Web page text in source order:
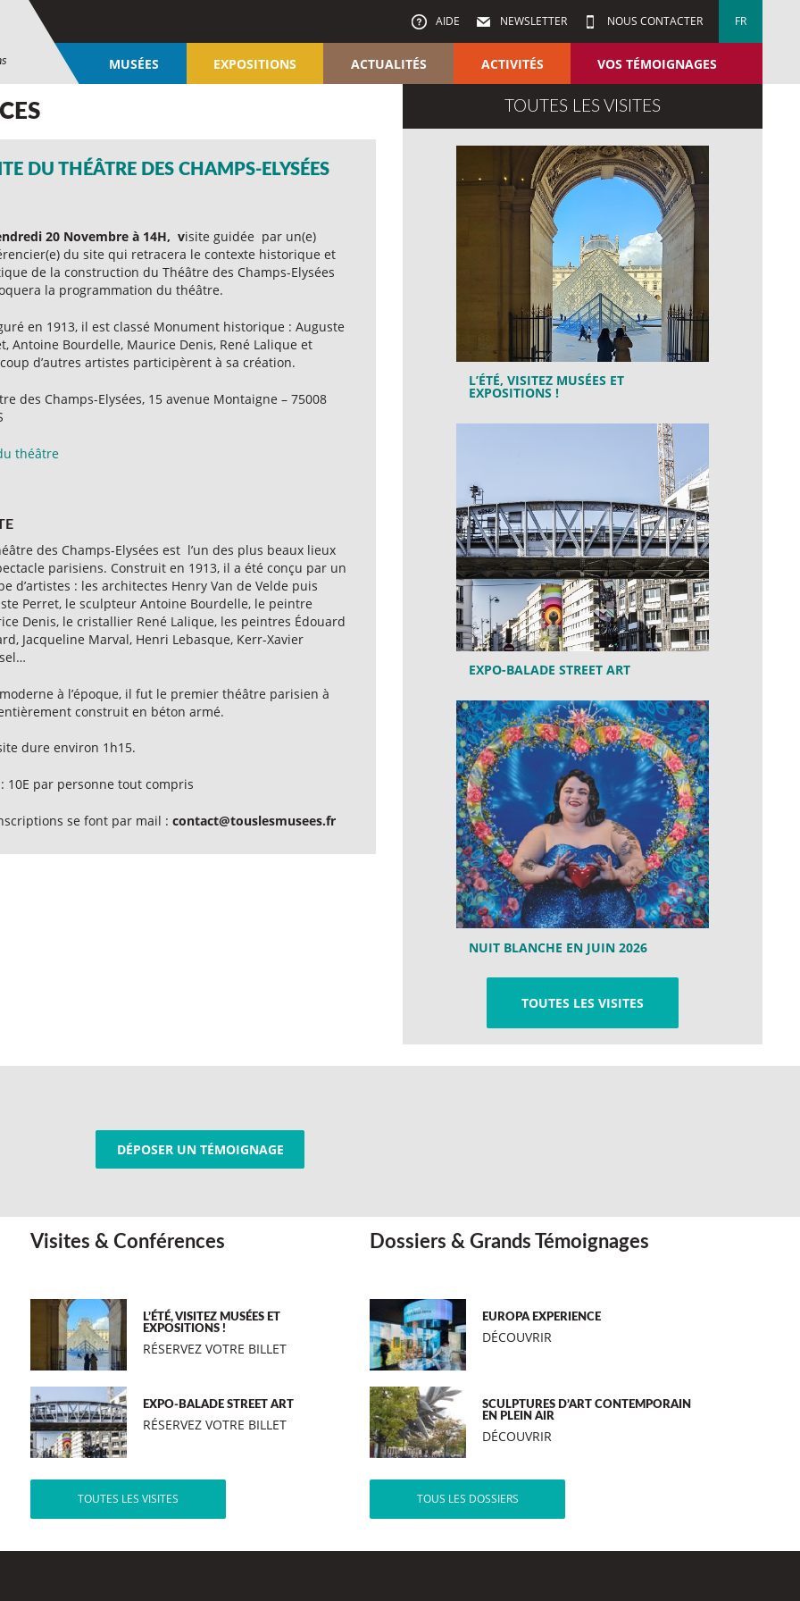
AIDE NEWSLETTER NOUS CONTACTER FR
MUSÉES EXPOSITIONS ACTUALITÉS ACTIVITÉS VOS TÉMOIGNAGES
DU THÉÂTRE DES CHAMPS-ELYSÉES
20 Novembre à 14H, visite guidée par un(e)
du site qui retracera le contexte historique et
de la construction du Théâtre des Champs-Elysées
la programmation du théâtre.
en 1913, il est classé Monument historique : Auguste
Antoine Bourdelle, Maurice Denis, René Lalique et
d’autres artistes participèrent à sa création.
des Champs-Elysées, 15 avenue Montaigne – 75008
théâtre
des Champs-Elysées est l’un des plus beaux lieux
parisiens. Construit en 1913, il a été conçu par un
d’artistes : les architectes Henry Van de Velde puis
Perret, le sculpteur Antoine Bourdelle, le peintre
Denis, le cristallier René Lalique, les peintres Édouard
Jacqueline Marval, Henri Lebasque, Kerr-Xavier
à l’époque, il fut le premier théâtre parisien à
construit en béton armé.
dure environ 1h15.
10E par personne tout compris
se font par mail : contact@touslesmusees.fr
TOUTES LES VISITES
L’ÉTÉ, VISITEZ MUSÉES ET
EXPOSITIONS !
EXPO-BALADE STREET ART
NUIT BLANCHE EN JUIN 2026
TOUTES LES VISITES
DÉPOSER UN TÉMOIGNAGE
Visites & Conférences
L’ÉTÉ, VISITEZ MUSÉES ET
EXPOSITIONS !
RÉSERVEZ VOTRE BILLET
EXPO-BALADE STREET ART
RÉSERVEZ VOTRE BILLET
TOUTES LES VISITES
Dossiers & Grands Témoignages
EUROPA EXPERIENCE
DÉCOUVRIR
SCULPTURES D’ART CONTEMPORAIN
EN PLEIN AIR
DÉCOUVRIR
TOUS LES DOSSIERS